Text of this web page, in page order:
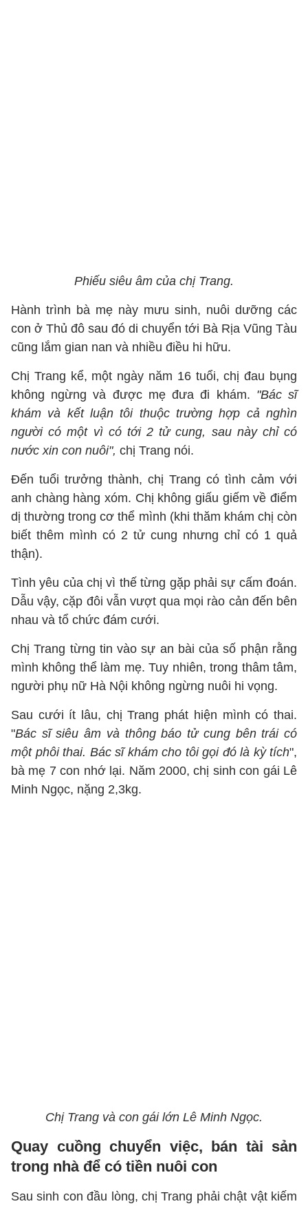
Phiếu siêu âm của chị Trang.
Hành trình bà mẹ này mưu sinh, nuôi dưỡng các
con ở Thủ đô sau đó di chuyển tới Bà Rịa Vũng Tàu
cũng lắm gian nan và nhiều điều hi hữu.
Chị Trang kể, một ngày năm 16 tuổi, chị đau bụng
không ngừng và được mẹ đưa đi khám. "Bác sĩ
khám và kết luận tôi thuộc trường hợp cả nghìn
người có một vì có tới 2 tử cung, sau này chỉ có
nước xin con nuôi", chị Trang nói.
Đến tuổi trưởng thành, chị Trang có tình cảm với
anh chàng hàng xóm. Chị không giấu giếm về điểm
dị thường trong cơ thể mình (khi thăm khám chị còn
biết thêm mình có 2 tử cung nhưng chỉ có 1 quả
thận).
Tình yêu của chị vì thế từng gặp phải sự cấm đoán.
Dẫu vậy, cặp đôi vẫn vượt qua mọi rào cản đến bên
nhau và tổ chức đám cưới.
Chị Trang từng tin vào sự an bài của số phận rằng
mình không thể làm mẹ. Tuy nhiên, trong thâm tâm,
người phụ nữ Hà Nội không ngừng nuôi hi vọng.
Sau cưới ít lâu, chị Trang phát hiện mình có thai.
"Bác sĩ siêu âm và thông báo tử cung bên trái có
một phôi thai. Bác sĩ khám cho tôi gọi đó là kỳ tích",
bà mẹ 7 con nhớ lại. Năm 2000, chị sinh con gái Lê
Minh Ngọc, nặng 2,3kg.
Chị Trang và con gái lớn Lê Minh Ngọc.
Quay cuồng chuyển việc, bán tài sản
trong nhà để có tiền nuôi con
Sau sinh con đầu lòng, chị Trang phải chật vật kiếm